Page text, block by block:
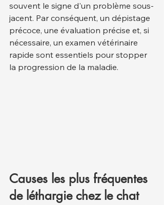
souvent le signe d'un problème sous-
jacent. Par conséquent, un dépistage
précoce, une évaluation précise et, si
nécessaire, un examen vétérinaire
rapide sont essentiels pour stopper
la progression de la maladie.
Causes les plus fréquentes
de léthargie chez le chat